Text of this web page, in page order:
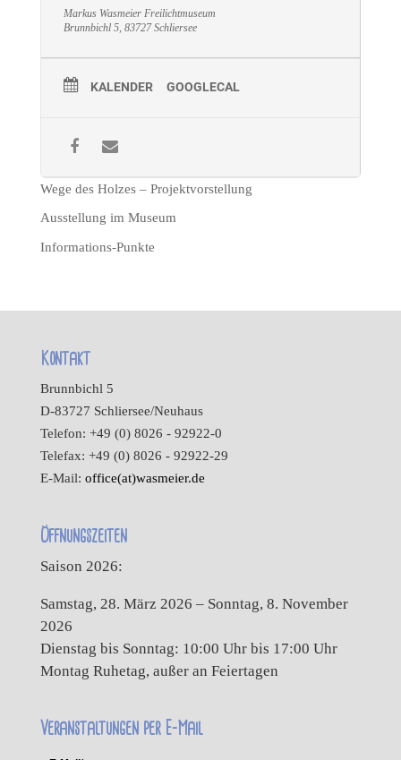
Markus Wasmeier Freilichtmuseum
Brunnbichl 5, 83727 Schliersee
KALENDER GOOGLECAL
Wege des Holzes – Projektvorstellung
Ausstellung im Museum
Informations-Punkte
Kontakt
Brunnbichl 5
D-83727 Schliersee/Neuhaus
Telefon: +49 (0) 8026 - 92922-0
Telefax: +49 (0) 8026 - 92922-29
E-Mail: office(at)wasmeier.de
Öffnungszeiten
Saison 2026:
Samstag, 28. März 2026 – Sonntag, 8. November
2026
Dienstag bis Sonntag: 10:00 Uhr bis 17:00 Uhr
Montag Ruhetag, außer an Feiertagen
Veranstaltungen per E-Mail